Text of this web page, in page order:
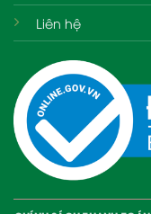
Liên hệ